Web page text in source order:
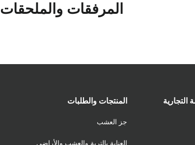
المرفقات والملحقات
المنتجات والطلبات
جز العشب
العناية بالتربة والعشب والأراضي
التجارية